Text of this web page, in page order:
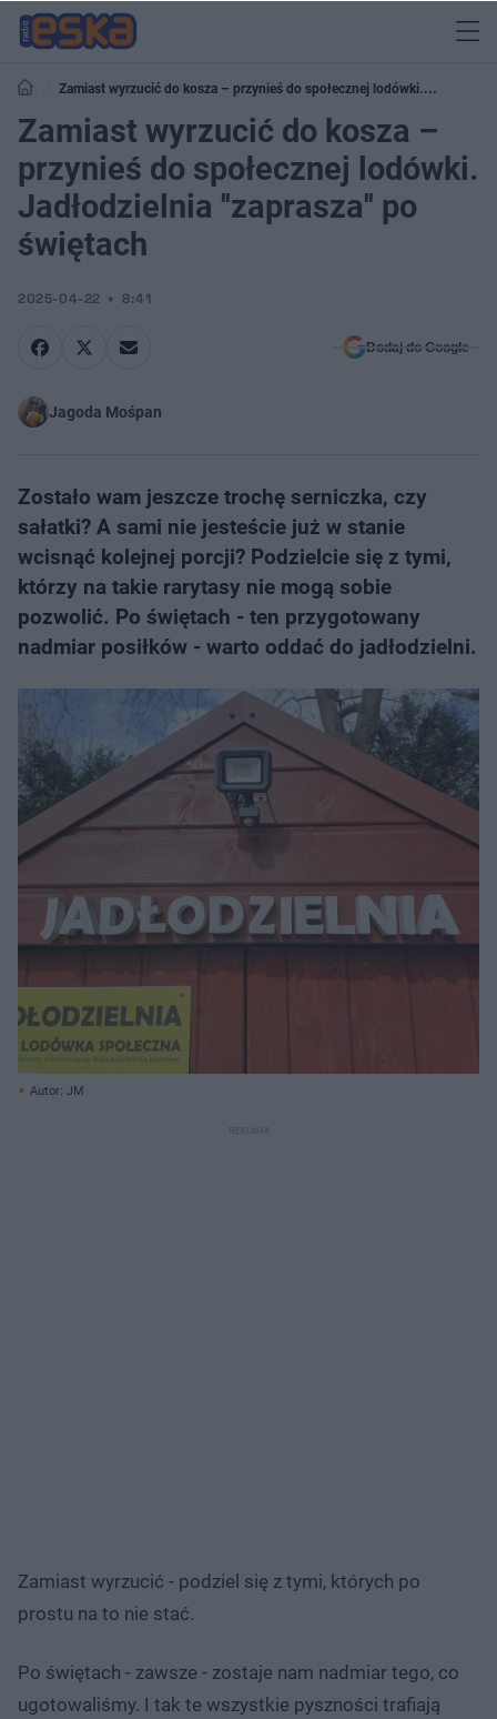
Zamiast wyrzucić do kosza – przynieś do społecznej lodówki.
Jadłodzielnia ''zaprasza'' po świętach
Zamiast wyrzucić do kosza –
przynieś do społecznej lodówki.
Jadłodzielnia ''zaprasza'' po
świętach
2025-04-22 8:41
Dodaj do Google
Jagoda Mośpan
Zostało wam jeszcze trochę serniczka, czy
sałatki? A sami nie jesteście już w stanie
wcisnąć kolejnej porcji? Podzielcie się z tymi,
którzy na takie rarytasy nie mogą sobie
pozwolić. Po świętach - ten przygotowany
nadmiar posiłków - warto oddać do jadłodzielni.
Autor: JM
Zamiast wyrzucić - podziel się z tymi, których po
prostu na to nie stać.
Po świętach - zawsze - zostaje nam nadmiar tego, co
ugotowaliśmy. I tak te wszystkie pyszności trafiają